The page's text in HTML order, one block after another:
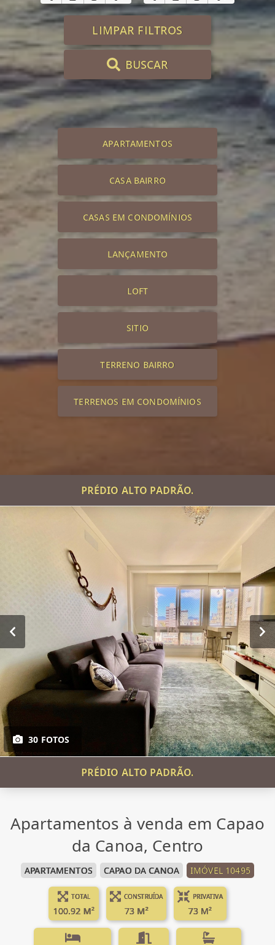
LIMPAR FILTROS
BUSCAR
APARTAMENTOS
CASA BAIRRO
CASAS EM CONDOMÍNIOS
LANÇAMENTO
LOFT
SITIO
TERRENO BAIRRO
TERRENOS EM CONDOMÍNIOS
PRÉDIO ALTO PADRÃO.
30 FOTOS
PRÉDIO ALTO PADRÃO.
Apartamentos à venda em Capao
da Canoa, Centro
APARTAMENTOS CAPAO DA CANOA IMÓVEL 10495
TOTAL
100.92 M²
CONSTRUÍDA
73 M²
PRIVATIVA
73 M²